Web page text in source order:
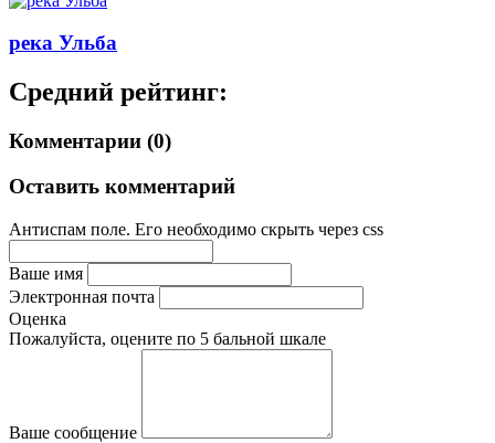
река Ульба
Средний рейтинг:
Комментарии (0)
Оставить комментарий
Антиспам поле. Его необходимо скрыть через css
Ваше имя
Электронная почта
Оценка
Пожалуйста, оцените по 5 бальной шкале
Ваше сообщение